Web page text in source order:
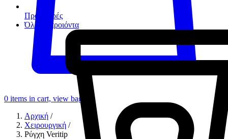
Προσφορές
Όλα τα προιόντα
0 items in cart, view bag
Αρχική /
Χειρουργική /
Ρύγχη Veritip